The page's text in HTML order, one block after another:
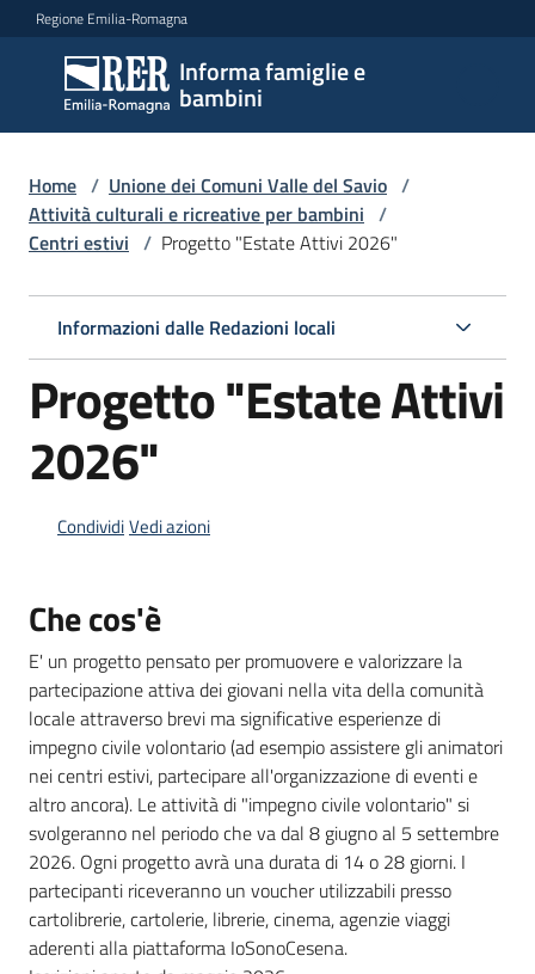
Vai al contenuto
Vai alla navigazione
Vai al footer
Regione Emilia-Romagna
Informa famiglie e
bambini
Informa
famiglie
e
bambini
per
famiglie
Informazioni
locali
Newsletter
Home / Unione dei Comuni Valle del Savio /
Attività culturali e ricreative per bambini /
Centri estivi / Progetto "Estate Attivi 2026"
Informazioni dalle Redazioni locali
Progetto "Estate Attivi
2026"
CondividiVedi azioni
Che cos'è
E' un progetto pensato per promuovere e valorizzare la
partecipazione attiva dei giovani nella vita della comunità
locale attraverso brevi ma significative esperienze di
impegno civile volontario (ad esempio assistere gli animatori
nei centri estivi, partecipare all'organizzazione di eventi e
altro ancora). Le attività di "impegno civile volontario" si
svolgeranno nel periodo che va dal 8 giugno al 5 settembre
2026. Ogni progetto avrà una durata di 14 o 28 giorni. I
partecipanti riceveranno un voucher utilizzabili presso
cartolibrerie, cartolerie, librerie, cinema, agenzie viaggi
aderenti alla piattaforma IoSonoCesena.